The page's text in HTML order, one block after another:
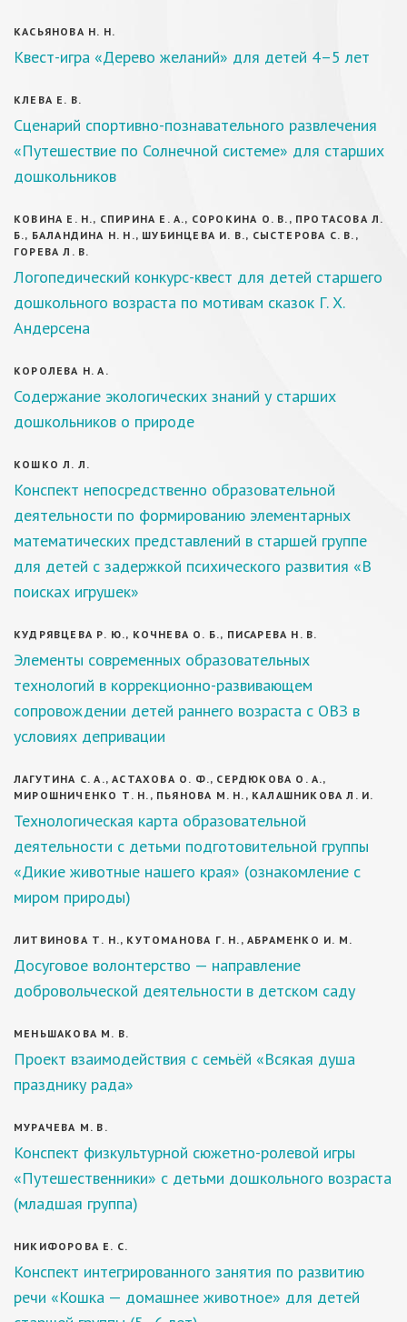
КАСЬЯНОВА Н. Н.
Квест-игра «Дерево желаний» для детей 4–5 лет
КЛЕВА Е. В.
Сценарий спортивно-познавательного развлечения
«Путешествие по Солнечной системе» для старших
дошкольников
КОВИНА Е. Н., СПИРИНА Е. А., СОРОКИНА О. В., ПРОТАСОВА Л.
Б., БАЛАНДИНА Н. Н., ШУБИНЦЕВА И. В., СЫСТЕРОВА С. В.,
ГОРЕВА Л. В.
Логопедический конкурс-квест для детей старшего
дошкольного возраста по мотивам сказок Г. Х.
Андерсена
КОРОЛЕВА Н. А.
Содержание экологических знаний у старших
дошкольников о природе
КОШКО Л. Л.
Конспект непосредственно образовательной
деятельности по формированию элементарных
математических представлений в старшей группе
для детей с задержкой психического развития «В
поисках игрушек»
КУДРЯВЦЕВА Р. Ю., КОЧНЕВА О. Б., ПИСАРЕВА Н. В.
Элементы современных образовательных
технологий в коррекционно-развивающем
сопровождении детей раннего возраста с ОВЗ в
условиях депривации
ЛАГУТИНА С. А., АСТАХОВА О. Ф., СЕРДЮКОВА О. А.,
МИРОШНИЧЕНКО Т. Н., ПЬЯНОВА М. Н., КАЛАШНИКОВА Л. И.
Технологическая карта образовательной
деятельности с детьми подготовительной группы
«Дикие животные нашего края» (ознакомление с
миром природы)
ЛИТВИНОВА Т. Н., КУТОМАНОВА Г. Н., АБРАМЕНКО И. М.
Досуговое волонтерство — направление
добровольческой деятельности в детском саду
МЕНЬШАКОВА М. В.
Проект взаимодействия с семьёй «Всякая душа
празднику рада»
МУРАЧЕВА М. В.
Конспект физкультурной сюжетно-ролевой игры
«Путешественники» с детьми дошкольного возраста
(младшая группа)
НИКИФОРОВА Е. С.
Конспект интегрированного занятия по развитию
речи «Кошка — домашнее животное» для детей